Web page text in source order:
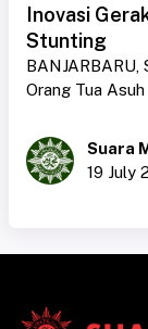
Inovasi
Stunting
BANJARBARU,
Orang Tua
Suara
19 July